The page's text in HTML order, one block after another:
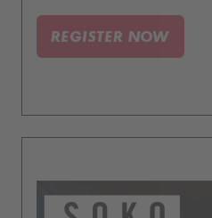
REGISTER NOW